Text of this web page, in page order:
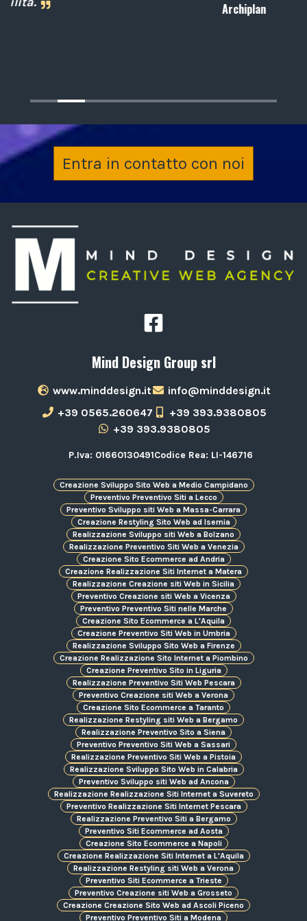
Entra in contatto con noi
Mind Design Group srl
www.minddesign.it
info@minddesign.it
+39 0565.260647
+39 393.9380805
+39 393.9380805
P.Iva: 01660130491Codice Rea: LI-146716
Creazione Sviluppo Sito Web a Medio Campidano
Preventivo Preventivo Siti a Lecco
Preventivo Sviluppo siti Web a Massa-Carrara
Creazione Restyling Sito Web ad Isernia
Realizzazione Sviluppo siti Web a Bolzano
Realizzazione Preventivo Siti Web a Venezia
Creazione Sito Ecommerce ad Andria
Creazione Realizzazione Siti Internet a Matera
Realizzazione Creazione siti Web in Sicilia
Preventivo Creazione siti Web a Vicenza
Preventivo Preventivo Siti nelle Marche
Creazione Sito Ecommerce a L'Aquila
Creazione Preventivo Siti Web in Umbria
Realizzazione Sviluppo Sito Web a Firenze
Creazione Realizzazione Sito Internet a Piombino
Creazione Preventivo Sito in Liguria
Realizzazione Preventivo Siti Web Pescara
Preventivo Creazione siti Web a Verona
Creazione Sito Ecommerce a Taranto
Realizzazione Restyling siti Web a Bergamo
Realizzazione Preventivo Sito a Siena
Preventivo Preventivo Siti Web a Sassari
Realizzazione Preventivo Siti Web a Pistoia
Realizzazione Sviluppo Sito Web in Calabria
Preventivo Sviluppo siti Web ad Ancona
Realizzazione Realizzazione Siti Internet a Suvereto
Preventivo Realizzazione Siti Internet Pescara
Realizzazione Preventivo Siti a Bergamo
Preventivo Siti Ecommerce ad Aosta
Creazione Sito Ecommerce a Napoli
Creazione Realizzazione Siti Internet a L'Aquila
Realizzazione Restyling siti Web a Verona
Preventivo Siti Ecommerce a Trieste
Preventivo Creazione siti Web a Grosseto
Creazione Creazione Sito Web ad Ascoli Piceno
Preventivo Preventivo Siti a Modena